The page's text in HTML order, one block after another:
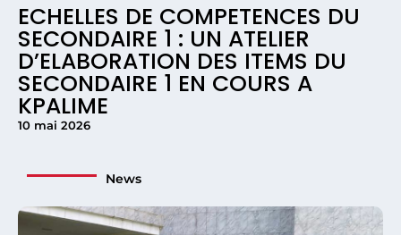
ECHELLES DE COMPETENCES DU
SECONDAIRE 1 : UN ATELIER
D’ELABORATION DES ITEMS DU
SECONDAIRE 1 EN COURS A
KPALIME
10 mai 2026
News